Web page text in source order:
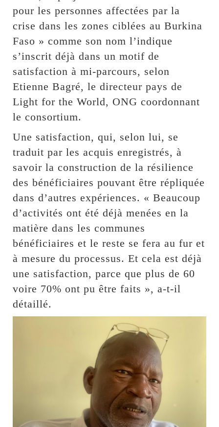
pour les personnes affectées par la
crise dans les zones ciblées au Burkina
Faso » comme son nom l’indique
s’inscrit déjà dans un motif de
satisfaction à mi-parcours, selon
Etienne Bagré, le directeur pays de
Light for the World, ONG coordonnant
le consortium.
Une satisfaction, qui, selon lui, se
traduit par les acquis enregistrés, à
savoir la construction de la résilience
des bénéficiaires pouvant être répliquée
dans d’autres expériences. « Beaucoup
d’activités ont été déjà menées en la
matière dans les communes
bénéficiaires et le reste se fera au fur et
à mesure du processus. Et cela est déjà
une satisfaction, parce que plus de 60
voire 70% ont pu être faits », a-t-il
détaillé.